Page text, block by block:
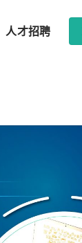
人才招聘